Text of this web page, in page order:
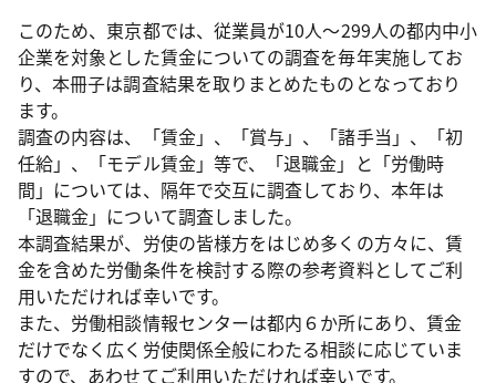
このため、東京都では、従業員が10人～299人の都内中小
企業を対象とした賃金についての調査を毎年実施してお
り、本冊子は調査結果を取りまとめたものとなっており
ます。
調査の内容は、「賃金」、「賞与」、「諸手当」、「初
任給」、「モデル賃金」等で、「退職金」と「労働時
間」については、隔年で交互に調査しており、本年は
「退職金」について調査しました。
本調査結果が、労使の皆様方をはじめ多くの方々に、賃
金を含めた労働条件を検討する際の参考資料としてご利
用いただければ幸いです。
また、労働相談情報センターは都内６か所にあり、賃金
だけでなく広く労使関係全般にわたる相談に応じていま
すので、あわせてご利用いただければ幸いです。